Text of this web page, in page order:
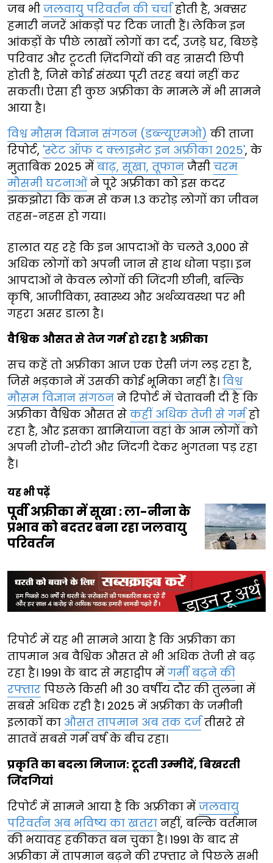
जब भी जलवायु परिवर्तन की चर्चाहोती है, अक्सर
हमारी नजरें आंकड़ों पर टिक जाती हैं। लेकिन इन
आंकड़ों के पीछे लाखों लोगों का दर्द, उजड़े घर, बिछड़े
परिवार और टूटती ज़िंदगियों की वह त्रासदी छिपी
होती है, जिसे कोई संख्या पूरी तरह बयां नहीं कर
सकती। ऐसा ही कुछ अफ्रीका के मामले में भी सामने
आया है।
विश्व मौसम विज्ञान संगठन (डब्ल्यूएमओ) की ताजा
रिपोर्ट, 'स्टेट ऑफ द क्लाइमेट इन अफ्रीका 2025', के
मुताबिक 2025 में बाढ़, सूखा, तूफान जैसी चरम
मौसमी घटनाओंने पूरे अफ्रीका को इस कदर
झकझोरा कि कम से कम 1.3 करोड़ लोगों का जीवन
तहस-नहस हो गया।
हालात यह रहे कि इन आपदाओं के चलते 3,000 से
अधिक लोगों को अपनी जान से हाथ धोना पड़ा। इन
आपदाओं ने केवल लोगों की जिंदगी छीनी, बल्कि
कृषि, आजीविका, स्वास्थ्य और अर्थव्यवस्था पर भी
गहरा असर डाला है।
वैश्विक औसत से तेज गर्म हो रहा है अफ्रीका
सच कहें तो अफ्रीका आज एक ऐसी जंग लड़ रहा है,
जिसे भड़काने में उसकी कोई भूमिका नहीं है। विश्व
मौसम विज्ञान संगठन ने रिपोर्ट में चेतावनी दी है कि
अफ्रीका वैश्विक औसत से कहीं अधिक तेजी से गर्महो
रहा है, और इसका खामियाजा वहां के आम लोगों को
अपनी रोजी-रोटी और जिंदगी देकर भुगतना पड़ रहा
है।
यह भी पढ़ें
पूर्वी अफ्रीका में सूखा : ला-नीना के
प्रभाव को बदतर बना रहा जलवायु
परिवर्तन
रिपोर्ट में यह भी सामने आया है कि अफ्रीका का
तापमान अब वैश्विक औसत से भी अधिक तेजी से बढ़
रहा है। 1991 के बाद से महाद्वीप में गर्मी बढ़ने की
रफ्तार पिछले किसी भी 30 वर्षीय दौर की तुलना में
सबसे अधिक रही है। 2025 में अफ्रीका के जमीनी
इलाकों का औसत तापमान अब तक दर्जतीसरे से
सातवें सबसे गर्म वर्ष के बीच रहा।
प्रकृति का बदला मिजाज: टूटती उम्मीदें, बिखरती
जिंदगियां
रिपोर्ट में सामने आया है कि अफ़्रीका में जलवायु
परिवर्तन अब भविष्य का खतरा नहीं, बल्कि वर्तमान
की भयावह हकीकत बन चुका है। 1991 के बाद से
अफ्रीका में तापमान बढ़ने की रफ्तार ने पिछले सभी